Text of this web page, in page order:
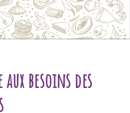
besoins des